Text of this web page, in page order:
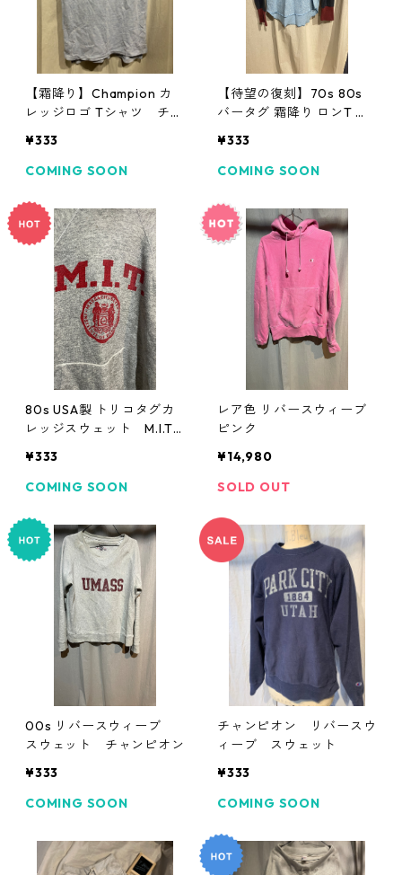
【霜降り】Champion カ
レッジロゴ Tシャツ チャ
¥333
COMING SOON
【待望の復刻】70s 80s
バータグ 霜降り ロンT チ
¥333
COMING SOON
80s USA製 トリコタグカ
レッジスウェット M.I.T
¥333
COMING SOON
レア色 リバースウィーブ
ピンク
¥14,980
SOLD OUT
00s リバースウィーブ
スウェット チャンピオン
¥333
COMING SOON
チャンピオン リバースウ
ィーブ スウェット
¥333
COMING SOON